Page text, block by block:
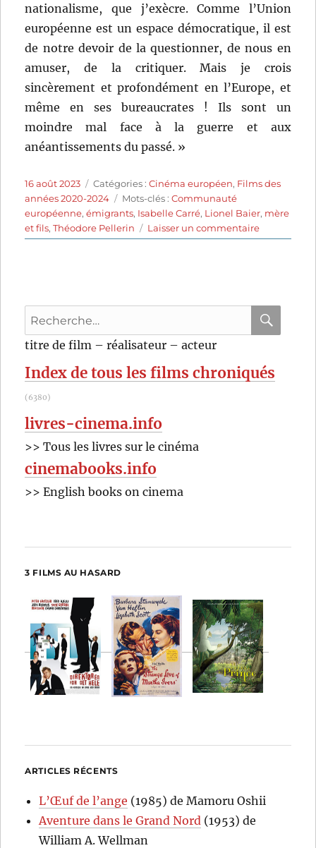
nationalisme, que j’exècre. Comme l’Union
européenne est un espace démocratique, il est
de notre devoir de la questionner, de nous en
amuser, de la critiquer. Mais je crois
sincèrement et profondément en l’Europe, et
même en ses bureaucrates ! Ils sont un
moindre mal face à la guerre et aux
anéantissements du passé. »
Publié
le
16 août 2023 Catégories
Catégories :Cinéma européen, Films des
années 2020-2024
Étiquettes
Mots-clés :Communauté
européenne,émigrants, Isabelle Carré, Lionel Baier, mère
et fils,Théodore Pellerin Laisser un commentairesur
La
sud)
Baier
Recherche
pour
:
titre de film – réalisateur – acteur
Index de tous les films chroniqués
(6380)
livres-cinema.info
>> Tous les livres sur le cinéma
cinemabooks.info
>> English books on cinema
3 FILMS AU HASARD
ARTICLES RÉCENTS
L’Œuf de l’ange (1985) de Mamoru Oshii
Aventure dans le Grand Nord (1953) de
William A. Wellman